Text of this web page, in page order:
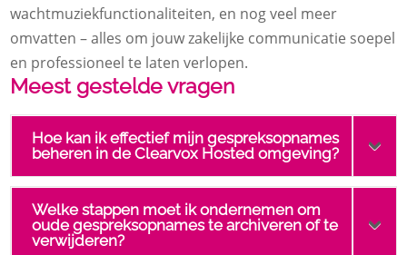
wachtmuziekfunctionaliteiten, en nog veel meer
omvatten – alles om jouw zakelijke communicatie soepel
en professioneel te laten verlopen.
Meest gestelde vragen
Hoe kan ik effectief mijn gespreksopnames
beheren in de Clearvox Hosted omgeving?
Welke stappen moet ik ondernemen om
oude gespreksopnames te archiveren of te
verwijderen?